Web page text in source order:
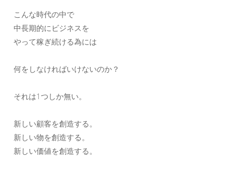
こんな時代の中で
中長期的にビジネスを
やって稼ぎ続ける為には
何をしなければいけないのか？
それは1つしか無い。
新しい顧客を創造する。
新しい物を創造する。
新しい価値を創造する。